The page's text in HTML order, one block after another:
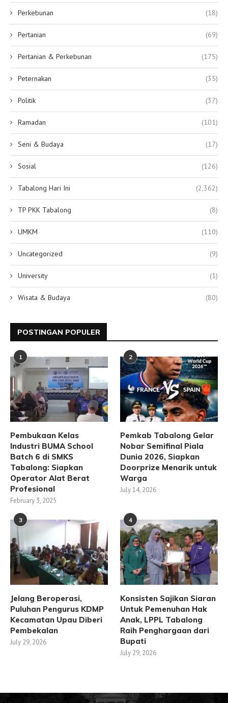
Perkebunan (18)
Pertanian (69)
Pertanian & Perkebunan (175)
Peternakan (35)
Politik (37)
Ramadan (101)
Seni & Budaya (17)
Sosial (126)
Tabalong Hari Ini (2,362)
TP PKK Tabalong (8)
UMKM (110)
Uncategorized (9)
University (1)
Wisata & Budaya (80)
POSTINGAN POPULER
1
Pembukaan Kelas
Industri BUMA School
Batch 6 di SMKS
Tabalong: Siapkan
Operator Alat Berat
Profesional
February 3, 2025
2
Pemkab Tabalong Gelar
Nobar Semifinal Piala
Dunia 2026, Siapkan
Doorprize Menarik untuk
Warga
July 14, 2026
3
Jelang Beroperasi,
Puluhan Pengurus KDMP
Kecamatan Upau Diberi
Pembekalan
July 29, 2026
4
Konsisten Sajikan Siaran
Untuk Pemenuhan Hak
Anak, LPPL Tabalong
Raih Penghargaan dari
Bupati
July 29, 2026